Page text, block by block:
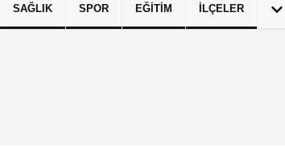
SAĞLIK SPOR EĞITIM İLÇELER